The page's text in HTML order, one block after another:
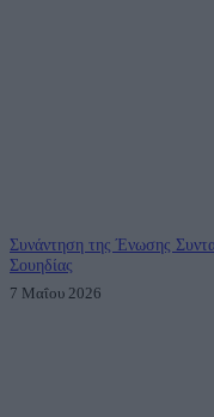
Συνάντηση της Ένωσης
Σουηδίας
7 Μαΐου 2026